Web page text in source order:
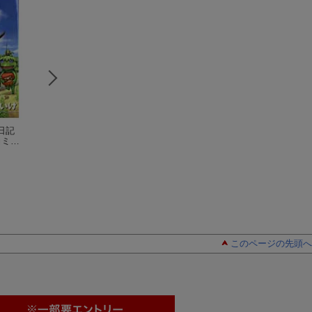
記
ッ
このページの先頭へ